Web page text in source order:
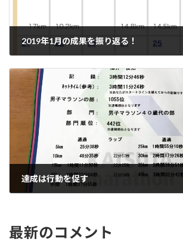
2019年1月の成果を振り返る！
達成は行動を促す
最新のコメント